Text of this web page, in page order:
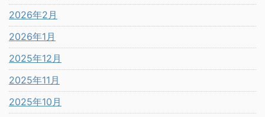
2026年2月
2026年1月
2025年12月
2025年11月
2025年10月